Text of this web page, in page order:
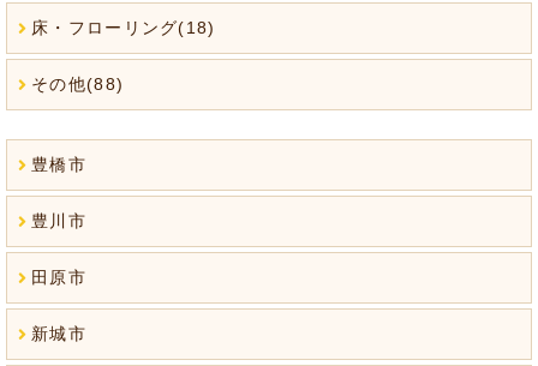
床・フローリング(18)
その他(88)
豊橋市
豊川市
田原市
新城市